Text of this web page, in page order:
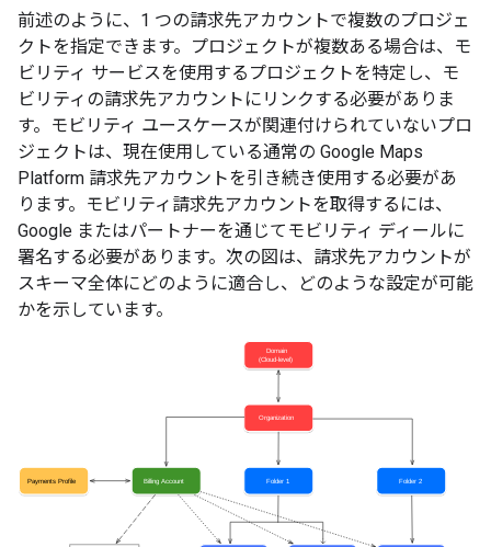
前述のように、1 つの請求先アカウントで複数のプロジェ
クトを指定できます。プロジェクトが複数ある場合は、モ
ビリティ サービスを使用するプロジェクトを特定し、モ
ビリティの請求先アカウントにリンクする必要がありま
す。モビリティ ユースケースが関連付けられていないプロ
ジェクトは、現在使用している通常の Google Maps
Platform 請求先アカウントを引き続き使用する必要があ
ります。モビリティ請求先アカウントを取得するには、
Google またはパートナーを通じてモビリティ ディールに
署名する必要があります。次の図は、請求先アカウントが
スキーマ全体にどのように適合し、どのような設定が可能
かを示しています。